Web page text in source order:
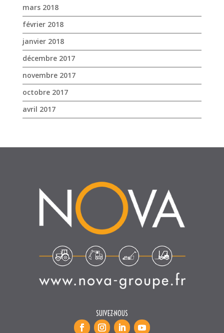
mars 2018
février 2018
janvier 2018
décembre 2017
novembre 2017
octobre 2017
avril 2017
SUIVEZ-NOUS